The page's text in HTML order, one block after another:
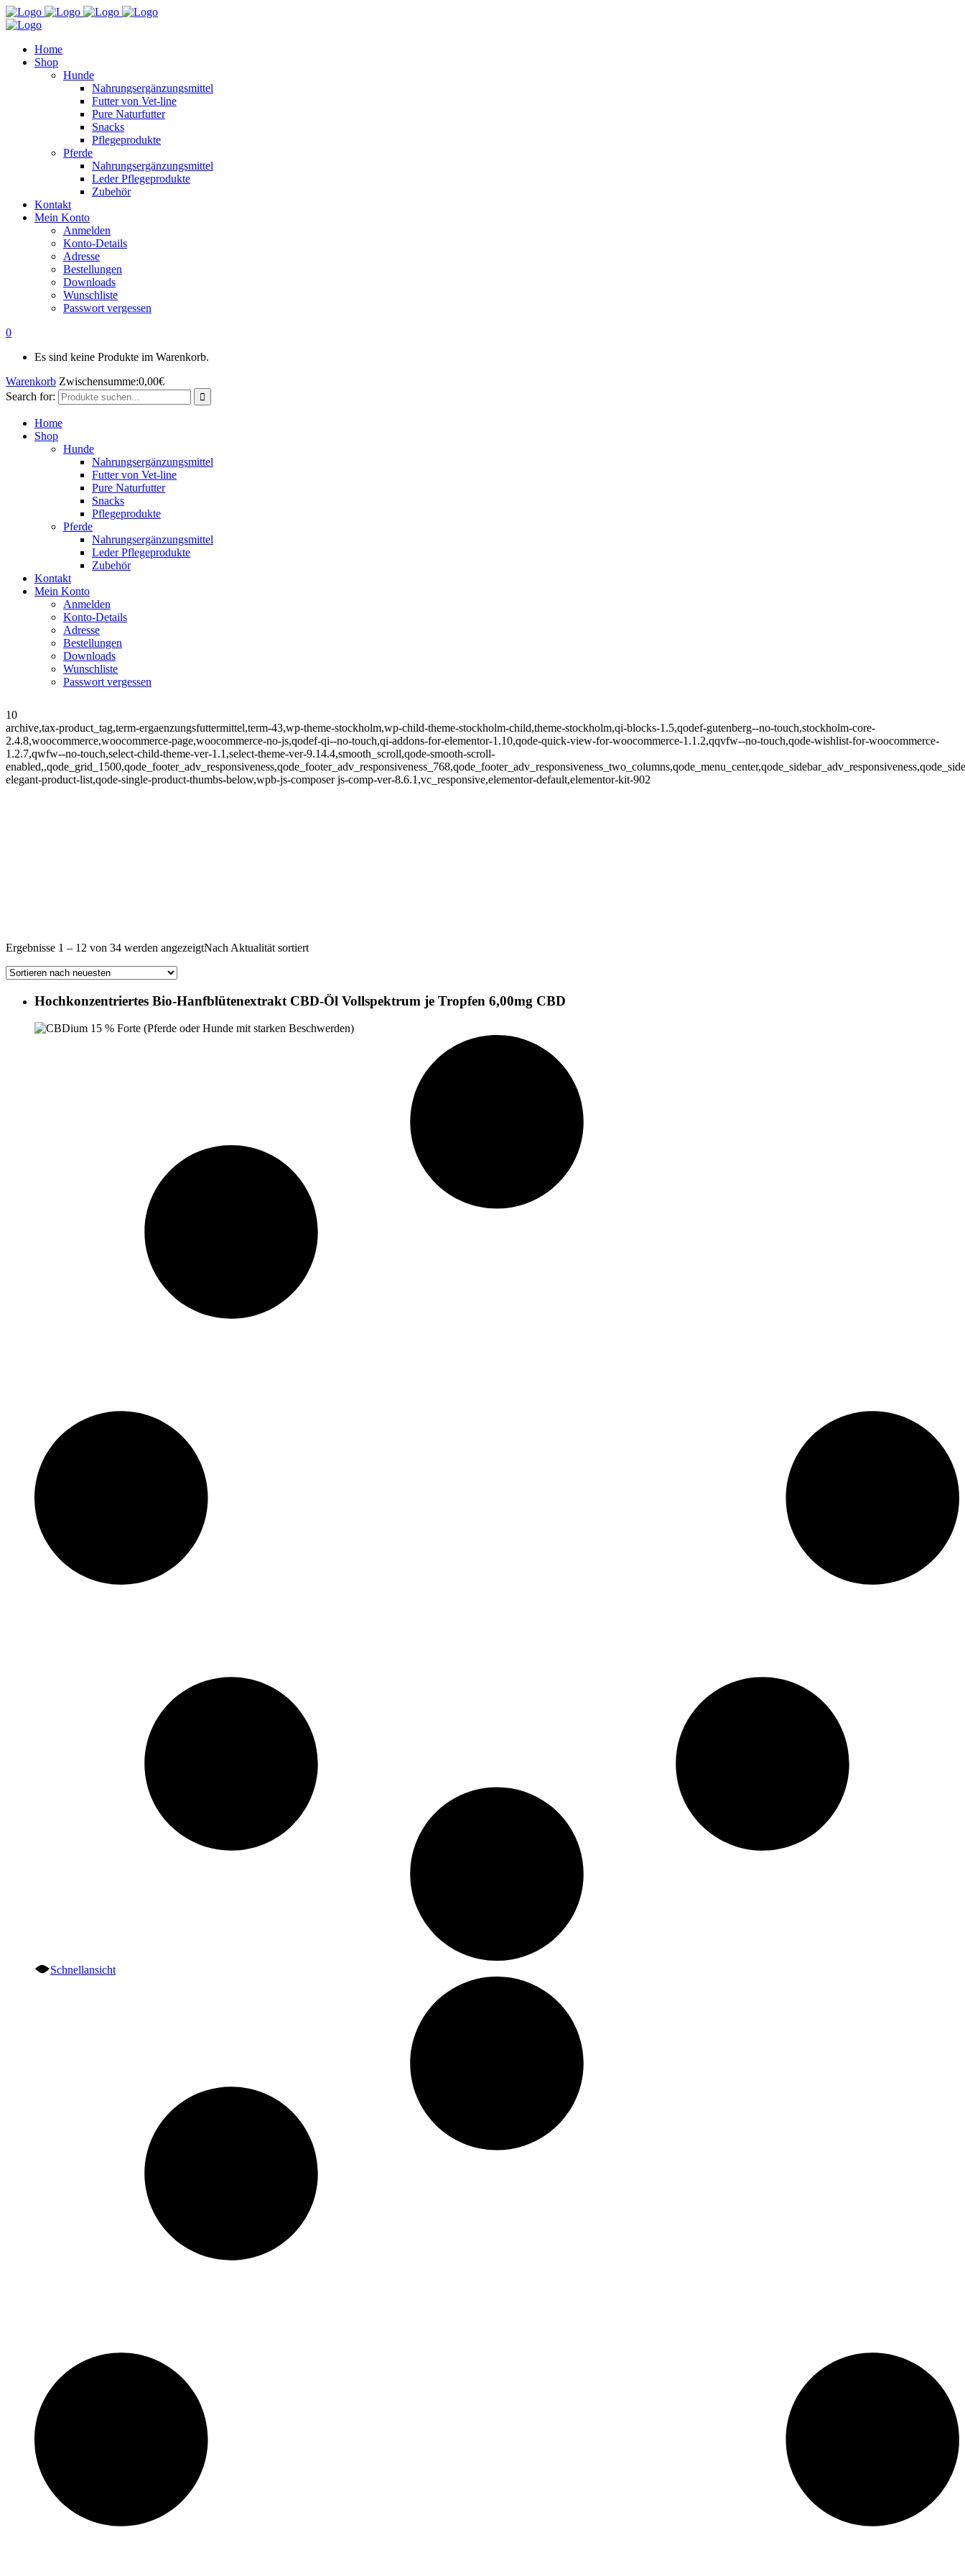
Home
Shop
Hunde
Nahrungsergänzungsmittel
Futter von Vet-line
Pure Naturfutter
Snacks
Pflegeprodukte
Pferde
Nahrungsergänzungsmittel
Leder Pflegeprodukte
Zubehör
Kontakt
Mein Konto
Anmelden
Konto-Details
Adresse
Bestellungen
Downloads
Wunschliste
Passwort vergessen
0
Es sind keine Produkte im Warenkorb.
Warenkorb Zwischensumme:0,00€
Search for:
Home
Shop
Hunde
Nahrungsergänzungsmittel
Futter von Vet-line
Pure Naturfutter
Snacks
Pflegeprodukte
Pferde
Nahrungsergänzungsmittel
Leder Pflegeprodukte
Zubehör
Kontakt
Mein Konto
Anmelden
Konto-Details
Adresse
Bestellungen
Downloads
Wunschliste
Passwort vergessen
10
archive,tax-product_tag,term-ergaenzungsfuttermittel,term-43,wp-theme-stockholm,wp-child-theme-stockholm-child,theme-stockholm,qi-blocks-1.5,qodef-gutenberg--no-touch,stockholm-core-
2.4.8,woocommerce,woocommerce-page,woocommerce-no-js,qodef-qi--no-touch,qi-addons-for-elementor-1.10,qode-quick-view-for-woocommerce-1.1.2,qqvfw--no-touch,qode-wishlist-for-woocommerce-
1.2.7,qwfw--no-touch,select-child-theme-ver-1.1,select-theme-ver-9.14.4,smooth_scroll,qode-smooth-scroll-
elegant-product-list,qode-single-product-thumbs-below,wpb-js-composer js-comp-ver-8.6.1,vc_responsive,elementor-default,elementor-kit-902
Ergebnisse 1 – 12 von 34 werden angezeigtNach Aktualität sortiert
Hochkonzentriertes Bio-Hanfblütenextrakt CBD-Öl Vollspektrum je Tropfen 6,00mg CBD
Schnellansicht